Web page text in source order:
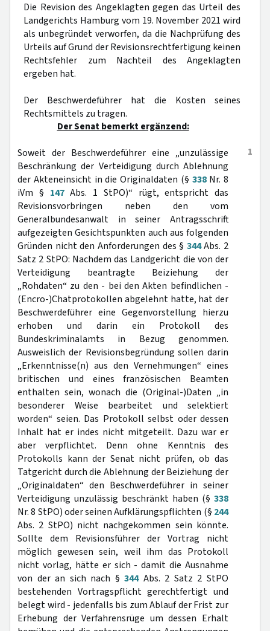
Die Revision des Angeklagten gegen das Urteil des
Landgerichts Hamburg vom 19. November 2021 wird
als unbegründet verworfen, da die Nachprüfung des
Urteils auf Grund der Revisionsrechtfertigung keinen
Rechtsfehler zum Nachteil des Angeklagten
ergeben hat.
Der Beschwerdeführer hat die Kosten seines
Rechtsmittels zu tragen.
Der Senat bemerkt ergänzend:
1
Soweit der Beschwerdeführer eine „unzulässige
Beschränkung der Verteidigung durch Ablehnung
der Akteneinsicht in die Originaldaten (§ 338Nr. 8
iVm § 147Abs. 1 StPO)“ rügt, entspricht das
Revisionsvorbringen neben den vom
Generalbundesanwalt in seiner Antragsschrift
aufgezeigten Gesichtspunkten auch aus folgenden
Gründen nicht den Anforderungen des § 344Abs. 2
Satz 2 StPO: Nachdem das Landgericht die von der
Verteidigung beantragte Beiziehung der
„Rohdaten“ zu den - bei den Akten befindlichen -
(Encro-)Chatprotokollen abgelehnt hatte, hat der
Beschwerdeführer eine Gegenvorstellung hierzu
erhoben und darin ein Protokoll des
Bundeskriminalamts in Bezug genommen.
Ausweislich der Revisionsbegründung sollen darin
„Erkenntnisse(n) aus den Vernehmungen“ eines
britischen und eines französischen Beamten
enthalten sein, wonach die (Original-)Daten „in
besonderer Weise bearbeitet und selektiert
worden“ seien. Das Protokoll selbst oder dessen
Inhalt hat er indes nicht mitgeteilt. Dazu war er
aber verpflichtet. Denn ohne Kenntnis des
Protokolls kann der Senat nicht prüfen, ob das
Tatgericht durch die Ablehnung der Beiziehung der
„Originaldaten“ den Beschwerdeführer in seiner
Verteidigung unzulässig beschränkt haben (§ 338
Nr. 8 StPO) oder seinen Aufklärungspflichten (§ 244
Abs. 2 StPO) nicht nachgekommen sein könnte.
Sollte dem Revisionsführer der Vortrag nicht
möglich gewesen sein, weil ihm das Protokoll
nicht vorlag, hätte er sich - damit die Ausnahme
von der an sich nach §344Abs. 2 Satz 2 StPO
bestehenden Vortragspflicht gerechtfertigt und
belegt wird - jedenfalls bis zum Ablauf der Frist zur
Erhebung der Verfahrensrüge um dessen Erhalt